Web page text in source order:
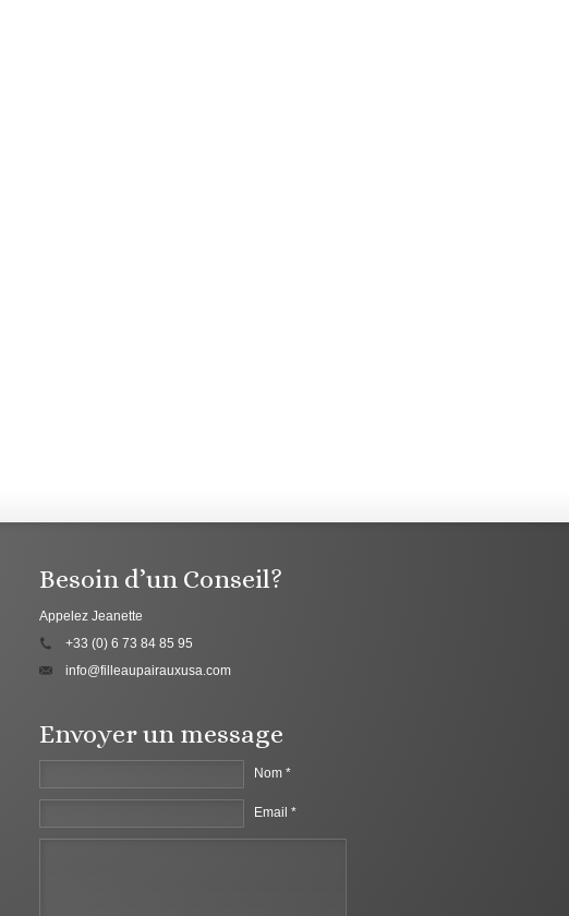
Besoin d’un Conseil?
Appelez Jeanette
+33 (0) 6 73 84 85 95
info@filleaupairauxusa.com
Envoyer un message
Nom *
Email *